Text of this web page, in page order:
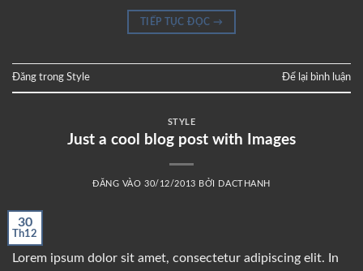
TIẾP TỤC ĐỌC →
Đăng trong Style Để lại bình luận
STYLE
Just a cool blog post with Images
ĐĂNG VÀO30/12/2013 BỞI DACTHANH
30
Th12
Lorem ipsum dolor sit amet, consectetur adipiscing elit. In